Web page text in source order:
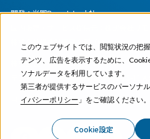
このウェブサイトでは、閲覧状況の把
テンツ、広告を表示するために、
ソナルデータを利用しています。
第三者が提供するサービスのパーソナ
イバシーポリシー 」をご確認ください。
Cookie設定
開発：米国RemoteLock社
株式会社構造計画研究所（KKE）
株式会社リモートロックジャパン
〒164-0012 東京都中野区本町6-16-11
コーポレートサイト